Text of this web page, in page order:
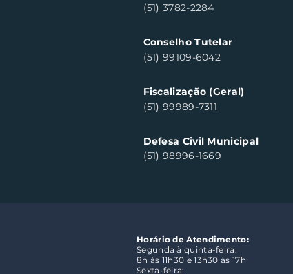
(51) 3782-2284
Conselho Tutelar
(51) 99109-6042
Fiscalização (Geral)
(51) 99989-7311
Defesa Civil Municipal
(51) 98996-1669
Horário de Atendimento:
Segunda à quinta-feira:
8h às 11h30 e 13h30 às 17h
Sexta-feira: